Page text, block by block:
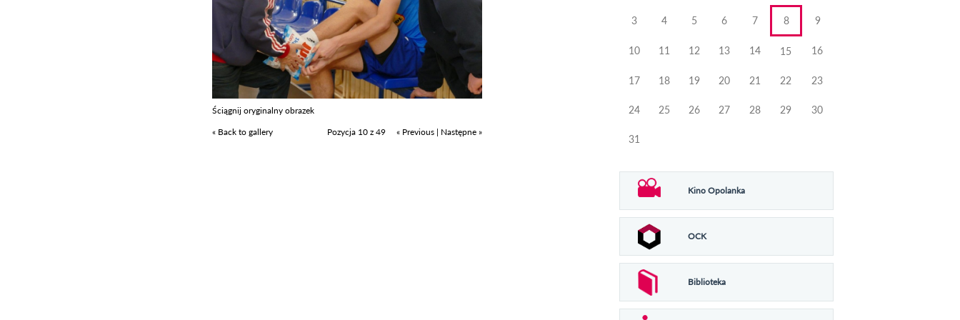
Ściągnij oryginalny obrazek
« Back to gallery
Pozycja 10 z 49 « Previous | Następne »
3 4 5 6 7 8 9
10 11 12 13 14 15 16
17 18 19 20 21 22 23
24 25 26 27 28 29 30
31
Kino Opolanka
OCK
Biblioteka